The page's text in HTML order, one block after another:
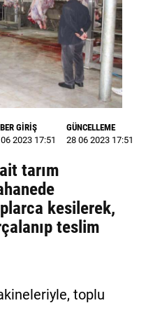
GİRİŞ
2023 17:51
GÜNCELLEME
28 06 2023 17:51
tarım
kesilerek,
teslim
toplu